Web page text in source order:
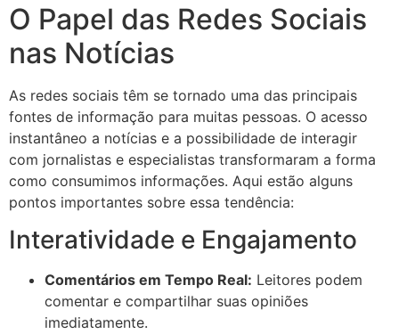
O Papel das Redes Sociais
nas Notícias
As redes sociais têm se tornado uma das principais
fontes de informação para muitas pessoas. O acesso
instantâneo a notícias e a possibilidade de interagir
com jornalistas e especialistas transformaram a forma
como consumimos informações. Aqui estão alguns
pontos importantes sobre essa tendência:
Interatividade e Engajamento
Comentários em Tempo Real: Leitores podem
comentar e compartilhar suas opiniões
imediatamente.